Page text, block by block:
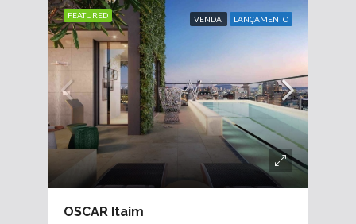
FEATURED VENDA LANÇAMENTO
OSCAR Itaim